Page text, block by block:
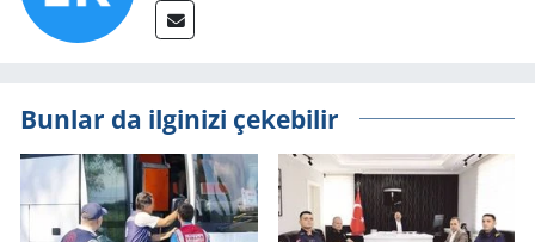
Bunlar da ilginizi çekebilir